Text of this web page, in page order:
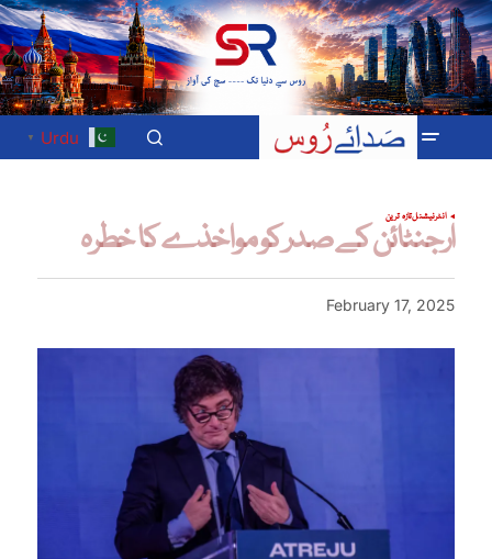
Urdu
▼
انٹرنیشنلتازہ ترین
ارجنٹائن کے صدر کو مواخذے کا خطرہ
February 17, 2025